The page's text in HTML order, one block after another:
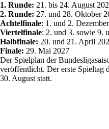
1. Runde: 21. bis 24. August
2. Runde: 27. und 28. Oktober
Achtelfinale: 1. und 2.
Viertelfinale: 2. und 3. sowie 9.
Halbfinale: 20. und 21. April
Finale: 29. Mai 2027
Der Spielplan der
veröffentlicht. Der erste Spieltag
30. August statt.